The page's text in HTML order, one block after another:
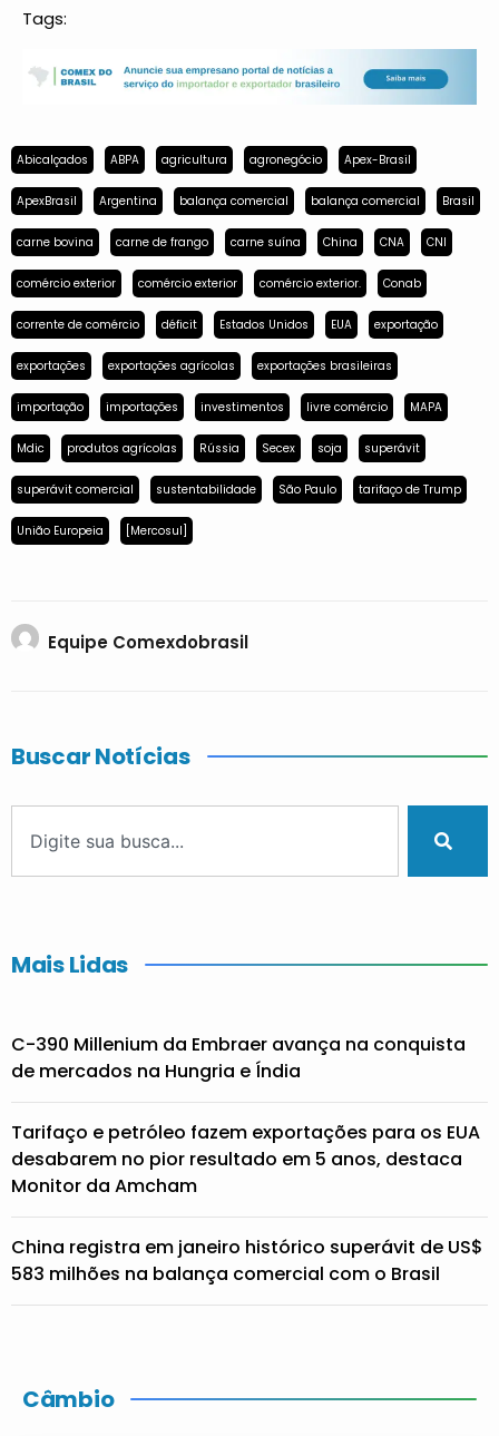
Tags:
Abicalçados ABPA agricultura agronegócio Apex-Brasil
ApexBrasil Argentina balança comercial balança comercial Brasil
carne bovina carne de frango carne suína China CNA CNI
comércio exterior comércio exterior comércio exterior. Conab
corrente de comércio déficit Estados Unidos EUA exportação
exportações exportações agrícolas exportações brasileiras
importação importações investimentos livre comércio MAPA
Mdic produtos agrícolas Rússia Secex soja superávit
superávit comercial sustentabilidade São Paulo tarifaço de Trump
União Europeia [Mercosul]
Equipe Comexdobrasil
Buscar Notícias
Mais Lidas
C-390 Millenium da Embraer avança na conquista
de mercados na Hungria e Índia
Tarifaço e petróleo fazem exportações para os EUA
desabarem no pior resultado em 5 anos, destaca
Monitor da Amcham
China registra em janeiro histórico superávit de US$
583 milhões na balança comercial com o Brasil
Câmbio